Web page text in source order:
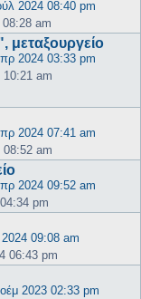
2024 08:40 pm
08:28 am
μεταξουργείο
2024 03:33 pm
10:21 am
2024 07:41 am
am
2024 09:52 am
pm
2024 09:08 am
06:43 pm
2023 02:33 pm